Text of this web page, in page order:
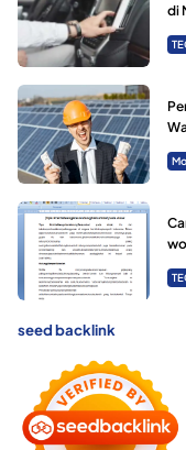
di
seed backlink